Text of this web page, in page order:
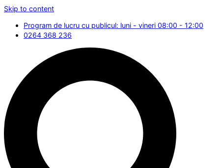
Skip to content
Program de lucru cu publicul: luni - vineri 08:00 - 12:00
0264 368 236